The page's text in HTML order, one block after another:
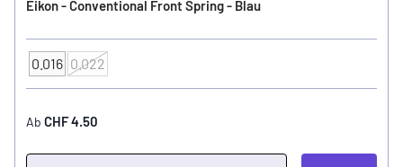
Eikon - Conventional Front Spring - Blau
Feder Grösse
0.016 0.022
Ab CHF 4.50